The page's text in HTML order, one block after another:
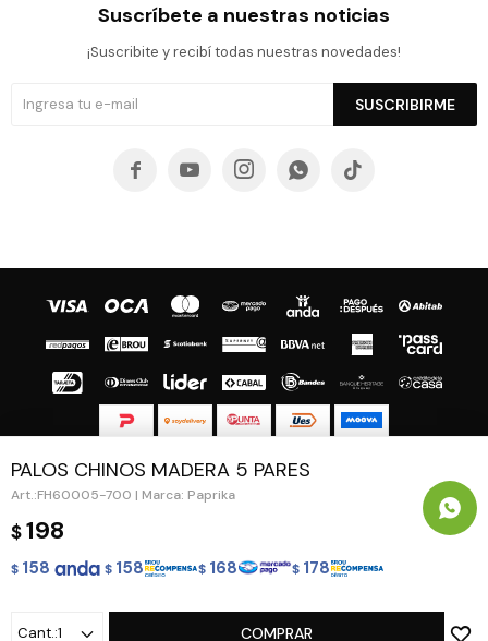
PALOS CHINOS MADERA 5 PARES
FH60005-700 | Marca: Paprika
$198
$ 158 $ 158 $ 168 $ 178
1 COMPRAR
Suscríbete a nuestras noticias
¡Suscribite y recibí todas nuestras novedades!
SUSCRIBIRME
    
© Copyright 2026 / Guapa - Paprika